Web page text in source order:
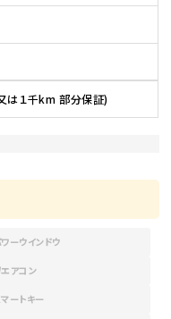
は１千km 部分保証)
ワーウインドウ
アコン
マートキー